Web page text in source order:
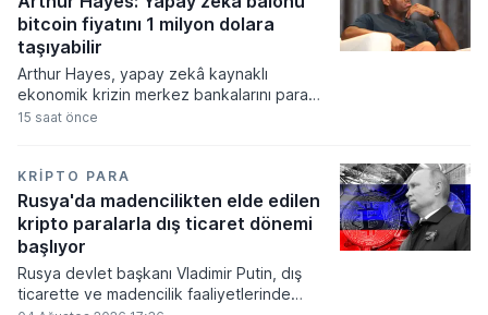
bitcoin fiyatını 1 milyon dolara
taşıyabilir
Arthur Hayes, yapay zekâ kaynaklı
ekonomik krizin merkez bankalarını para
basmaya zorlayacağını ve bu durumun
kayıplarının tetikleyeceği kredi krizinin
küresel likidite artışına yol açacağını belirtti
ve bitcoinin bu süreçte en hızlı tepki veren
varlık olacağı vurguladı.
15 saat önce
KRIPTO PARA
Rusya'da madencilikten elde edilen
kripto paralarla dış ticaret dönemi
başlıyor
Rusya devlet başkanı Vladimir Putin, dış
ticarette ve madencilik faaliyetlerinde